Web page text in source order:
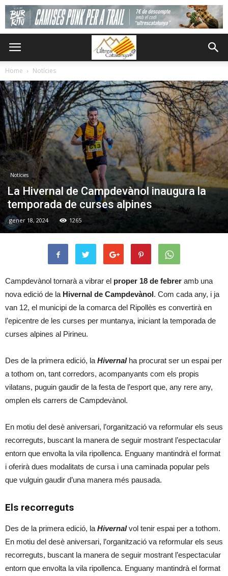
Home Notícies
Notícies
La Hivernal de Campdevànol inaugura la
temporada de curses alpines
gener 18, 2024 1265
Campdevànol tornarà a vibrar el proper 18 de febrer amb una
nova edició de la Hivernal de Campdevànol. Com cada any, i ja
van 12, el municipi de la comarca del Ripollès es convertirà en
l’epicentre de les curses per muntanya, iniciant la temporada de
curses alpines al Pirineu.
Des de la primera edició, la Hivernal ha procurat ser un espai per
a tothom on, tant corredors, acompanyants com els propis
vilatans, puguin gaudir de la festa de l’esport que, any rere any,
omplen els carrers de Campdevànol.
En motiu del desè aniversari, l’organització va reformular els seus
recorreguts, buscant la manera de seguir mostrant l’espectacular
entorn que envolta la vila ripollenca. Enguany mantindrà el format
i oferirà dues modalitats de cursa i una caminada popular pels
que vulguin gaudir d’una manera més pausada.
Els recorreguts
Des de la primera edició, la Hivernalvol tenir espai per a tothom.
En motiu del desè aniversari, l’organització va reformular els seus
recorreguts, buscant la manera de seguir mostrant l’espectacular
entorn que envolta la vila ripollenca. Enguany mantindrà el format